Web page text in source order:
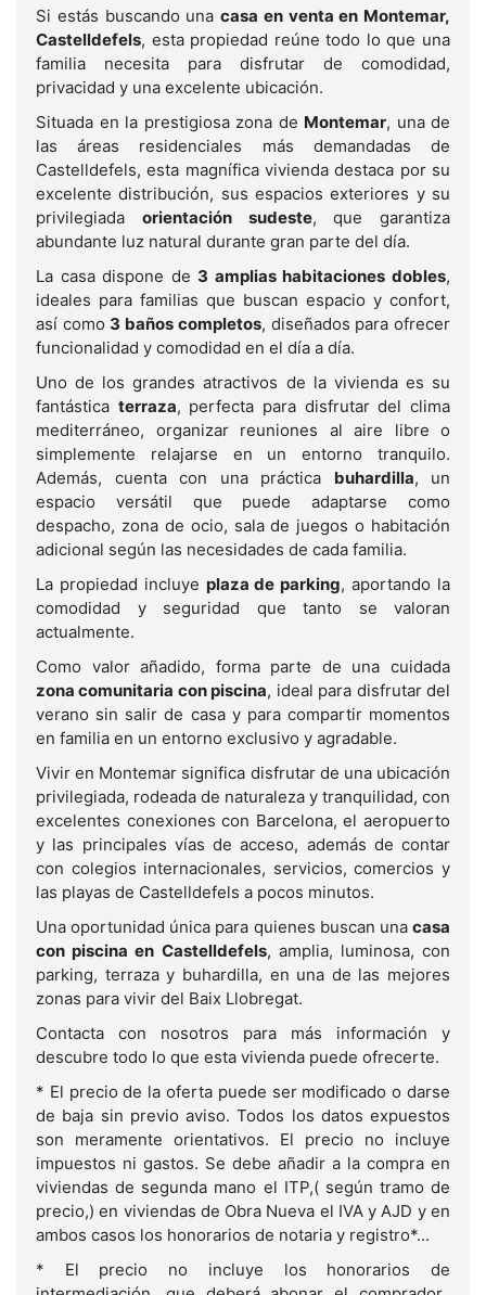
Si estás buscando una casa en venta en Montemar,
Castelldefels, esta propiedad reúne todo lo que una
familia necesita para disfrutar de comodidad,
privacidad y una excelente ubicación.
Situada en la prestigiosa zona de Montemar, una de
las áreas residenciales más demandadas de
Castelldefels, esta magnífica vivienda destaca por su
excelente distribución, sus espacios exteriores y su
privilegiada orientación sudeste, que garantiza
abundante luz natural durante gran parte del día.
La casa dispone de 3 amplias habitaciones dobles,
ideales para familias que buscan espacio y confort,
así como 3 baños completos, diseñados para ofrecer
funcionalidad y comodidad en el día a día.
Uno de los grandes atractivos de la vivienda es su
fantástica terraza, perfecta para disfrutar del clima
mediterráneo, organizar reuniones al aire libre o
simplemente relajarse en un entorno tranquilo.
Además, cuenta con una práctica buhardilla, un
espacio versátil que puede adaptarse como
despacho, zona de ocio, sala de juegos o habitación
adicional según las necesidades de cada familia.
La propiedad incluye plaza de parking, aportando la
comodidad y seguridad que tanto se valoran
actualmente.
Como valor añadido, forma parte de una cuidada
zona comunitaria con piscina, ideal para disfrutar del
verano sin salir de casa y para compartir momentos
en familia en un entorno exclusivo y agradable.
Vivir en Montemar significa disfrutar de una ubicación
privilegiada, rodeada de naturaleza y tranquilidad, con
excelentes conexiones con Barcelona, el aeropuerto
y las principales vías de acceso, además de contar
con colegios internacionales, servicios, comercios y
las playas de Castelldefels a pocos minutos.
Una oportunidad única para quienes buscan una casa
con piscina en Castelldefels, amplia, luminosa, con
parking, terraza y buhardilla, en una de las mejores
zonas para vivir del Baix Llobregat.
Contacta con nosotros para más información y
descubre todo lo que esta vivienda puede ofrecerte.
* El precio de la oferta puede ser modificado o darse
de baja sin previo aviso. Todos los datos expuestos
son meramente orientativos. El precio no incluye
impuestos ni gastos. Se debe añadir a la compra en
viviendas de segunda mano el ITP,( según tramo de
precio,) en viviendas de Obra Nueva el IVA y AJD y en
ambos casos los honorarios de notaria y registro*...
* El precio no incluye los honorarios de